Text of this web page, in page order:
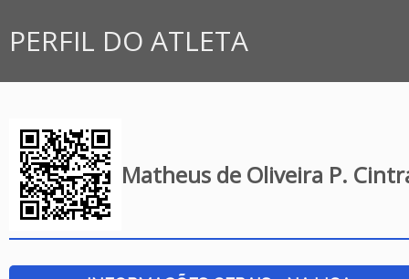
PERFIL DO ATLETA
Matheus de Oliveira P.